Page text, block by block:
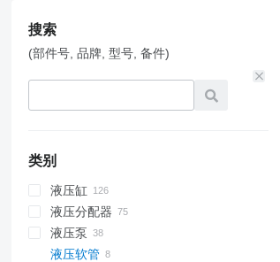
搜索
(部件号, 品牌, 型号, 备件)
类别
液压缸
液压分配器
液压泵
液压软管